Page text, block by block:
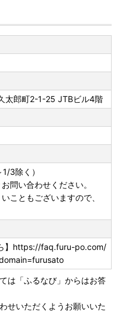
券 ご希望の箱根の宿を
助券（20,000円分）
券（30,000円分）
のご寄付分から宿泊ク
設が一部ございます。
ください。
blog/8708.html
と納税謝礼品『箱ぴたふ
サイト「箱ぴた」
と納税謝礼品『箱ぴたふ
太郎町2-1-25 JTBビル4階
3除く）
問い合わせください。
こともございますので、
】https://faq.furu-po.com/
は「ふるなび」からはお答
せいただくようお願いいた